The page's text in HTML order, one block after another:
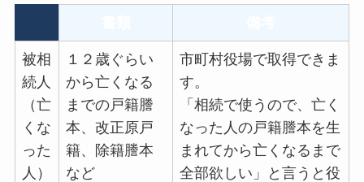
被相
続人
（亡
くな
った
人）
１２歳ぐらい
から亡くなる
までの戸籍謄
本、改正原戸
籍、除籍謄本
など
市町村役場で取得できま
す。
「相続で使うので、亡く
なった人の戸籍謄本を生
まれてから亡くなるまで
全部欲しい」と言うと役